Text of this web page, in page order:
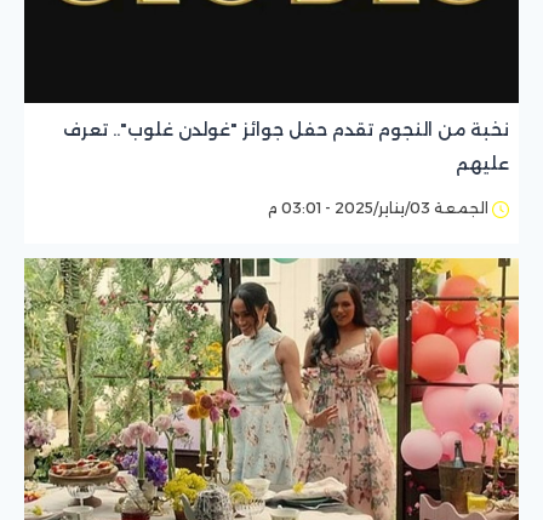
نخبة من النجوم تقدم حفل جوائز "غولدن غلوب".. تعرف
عليهم
الجمعة 03/يناير/2025 - 03:01 م